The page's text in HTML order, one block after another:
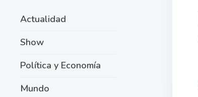
Actualidad
Show
Política y Economía
Mundo